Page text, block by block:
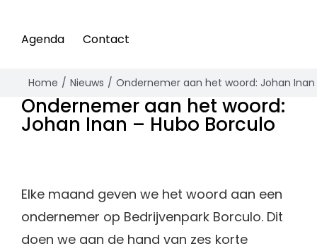
Agenda Contact
Home Nieuws Ondernemer aan het woord: Johan Inan
Ondernemer aan het woord:
Johan Inan – Hubo Borculo
Elke maand geven we het woord aan een
ondernemer op Bedrijvenpark Borculo. Dit
doen we aan de hand van zes korte